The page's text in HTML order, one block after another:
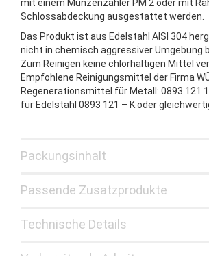
mit einem Münzenzähler PM 2 oder mit
Schlossabdeckung ausgestattet werden.
Das Produkt ist aus Edelstahl AISI 304
nicht in chemisch aggressiver Umgebung
Zum Reinigen keine chlorhaltigen Mittel
Empfohlene Reinigungsmittel der Firma
Regenerationsmittel für Metall: 0893 121
für Edelstahl 0893 121 – K oder
Packungsinhalt
Passende Zusatzprodukte
Technische Details